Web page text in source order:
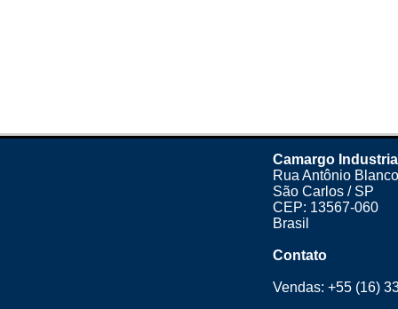
Camargo
Rua Antônio
São Carlos / SP
CEP: 13567-060
Brasil
Contato
Vendas:+55 (16)